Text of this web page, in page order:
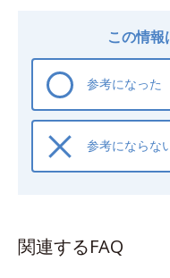
この情報
参考になった
参考にならな
関連するFAQ